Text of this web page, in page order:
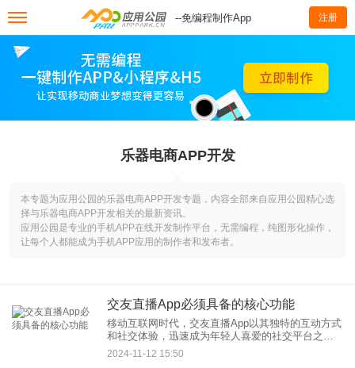
--免编程制作App 注册
乐器电商APP开发
本专题为应用公园的乐器电商APP开发专题，内容全部来自应用公园精心选
择与乐器电商APP开发相关的最新资讯。
应用公园是专业的手机APP在线开发制作平台，无需编程，纯图形化操作，
让每个人都能成为手机APP应用的制作者和发布者。
交友直播App必须具备的核心功能
移动互联网时代，交友直播App以其独特的互动方式
和社交体验，迅速成为年轻人喜爱的社交平台之
一。为了打造一个成功的交友直播App，开发者必须
关注并集成一系列核心功能，以满足用户的多样化
2024-11-12 15:50